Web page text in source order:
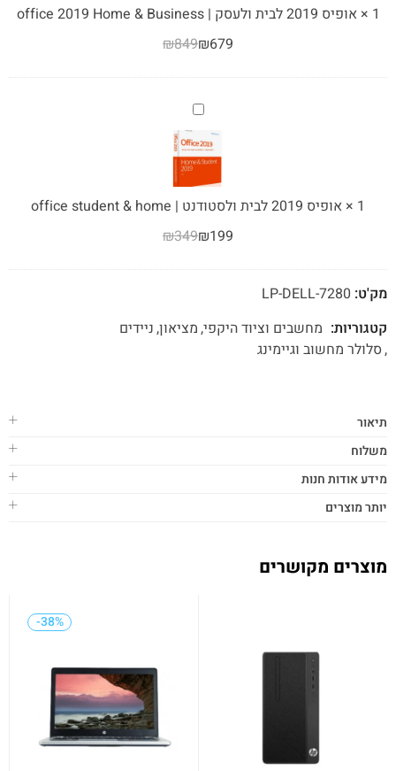
office
2019
Business
1
×אופיס 2019 לבית ולעסק | office 2019 Home & Business
₪679
₪849
אופיס
2019
לבית
ולסטודנט
office
student
1
× אופיס 2019 לבית ולסטודנט | office student & home
₪199
₪349
מק'ט: LP-DELL-7280
קטגוריות: מחשבים וציוד היקפי מציאון ניידים
סלולר מחשוב וגיימינג
תיאור
משלוח
מידע אודות חנות
יותר מוצרים
מוצרים מקושרים
-38%